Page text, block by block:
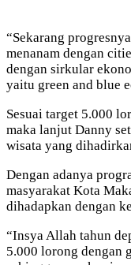
“Sekarang
menanam dengan
dengan sirkular
yaitu green and blue
Sesuai target 5.000
maka lanjut Danny
wisata yang
Dengan adanya
masyarakat Kota
dihadapkan dengan
“Insya Allah tahun
5.000 lorong dengan